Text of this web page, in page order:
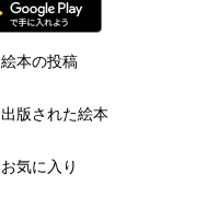
絵本の投稿
出版された絵本
お気に入り